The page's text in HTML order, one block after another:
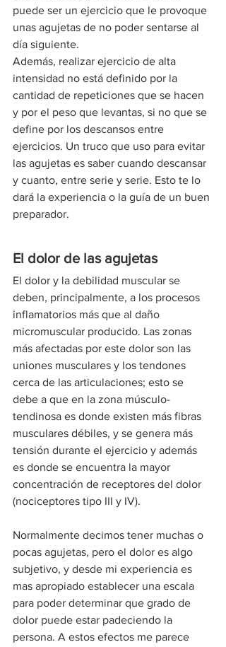
puede ser un ejercicio que le provoque
unas agujetas de no poder sentarse al
día siguiente.
Además, realizar ejercicio de alta
intensidad no está definido por la
cantidad de repeticiones que se hacen
y por el peso que levantas, si no que se
define por los descansos entre
ejercicios. Un truco que uso para evitar
las agujetas es saber cuando descansar
y cuanto, entre serie y serie. Esto te lo
dará la experiencia o la guía de un buen
preparador.
El dolor de las agujetas
El dolor y la debilidad muscular se
deben, principalmente, a los procesos
inflamatorios más que al daño
micromuscular producido. Las zonas
más afectadas por este dolor son las
uniones musculares y los tendones
cerca de las articulaciones; esto se
debe a que en la zona músculo-
tendinosa es donde existen más fibras
musculares débiles, y se genera más
tensión durante el ejercicio y además
es donde se encuentra la mayor
concentración de receptores del dolor
(nociceptores tipo III y IV).
Normalmente decimos tener muchas o
pocas agujetas, pero el dolor es algo
subjetivo, y desde mi experiencia es
mas apropiado establecer una escala
para poder determinar que grado de
dolor puede estar padeciendo la
persona. A estos efectos me parece